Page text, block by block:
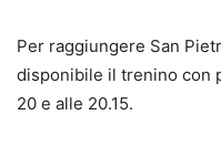
Per raggiungere San
disponibile il trenino con
20 e alle 20.15.